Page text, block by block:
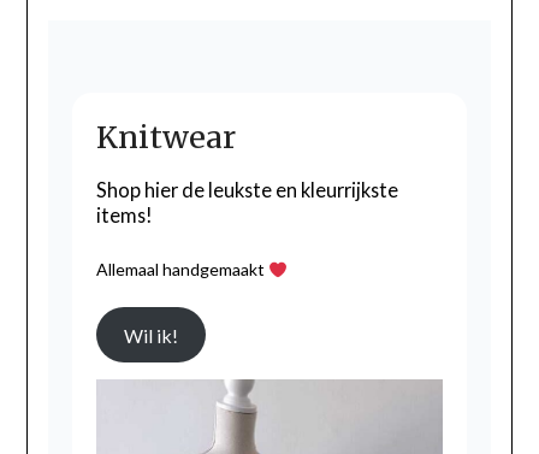
Knitwear
Shop hier de leukste en kleurrijkste
items!
Allemaal handgemaakt
Wil ik!